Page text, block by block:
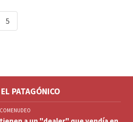
5
PATAGÓNICO